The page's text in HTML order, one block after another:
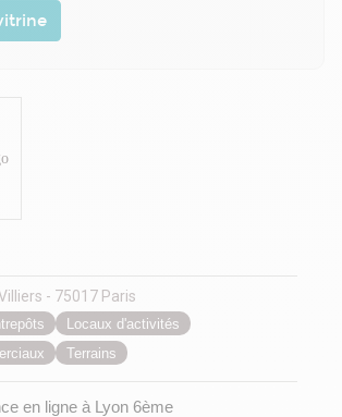
- 75017 Paris
Locaux d'activités
Terrains
en ligneà Lyon 6ème